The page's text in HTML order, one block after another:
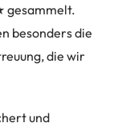
gesammelt.
besonders die
die wir
und